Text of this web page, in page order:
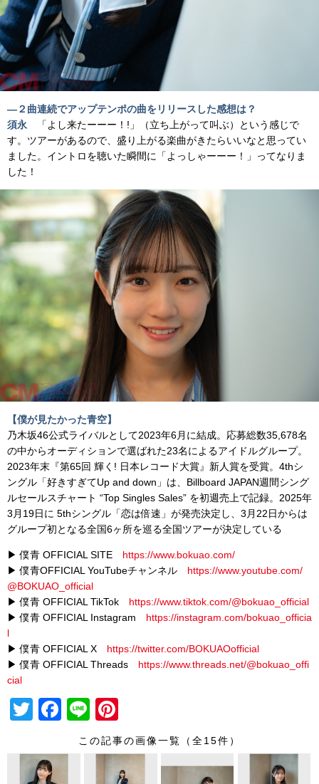
―２曲連続でアップテンポの曲をリリースした感想は？
須永 「よし来たーーー！!」（立ち上がって叫ぶ）という感じで
す。ツアーがあるので、盛り上がる楽曲がきたらいいなと思ってい
ました。イントロを聴いた瞬間に「よっしゃーーー！」ってなりま
した！
【僕が見たかった青空】
乃木坂46公式ライバルとして2023年6月に結成。応募総数35,678名
の中からオーディションで選ばれた23名によるアイドルグループ。
2023年末『第65回 輝く! 日本レコード大賞』新人賞を受賞。4thシ
ングル「好きすぎてUp and down」は、Billboard JAPAN週間シング
ルセールスチャート “Top Singles Sales” を初週売上で記録。2025年
3月19日に 5thシングル「恋は倍速」が発売決定し、3月22日からは
グループ初となる全国6ヶ所を巡る全国ツアーが決定している
▶ 僕青 OFFICIAL SITE https://www.bokuao.com/
▶ 僕青OFFICIAL YouTubeチャンネル https://www.youtube.com/
@BOKUAO_official
▶ 僕青 OFFICIAL TikTok https://www.tiktok.com/@bokuao_official
▶ 僕青 OFFICIAL Instagram https://instagram.com/bokuao_officia
l
▶ 僕青 OFFICIAL X https://twitter.com/BOKUAOofficial
▶ 僕青 OFFICIAL Threads https://www.threads.net/@bokuao_offi
cial
T
tt
er
F
c
Li
n
e
nt
er
e
この記事の画像一覧（全15件）